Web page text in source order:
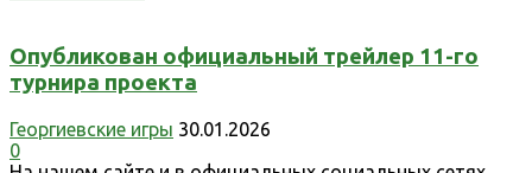
Опубликован официальный трейлер 11-го
турнира проекта
Георгиевские игры 30.01.2026
0